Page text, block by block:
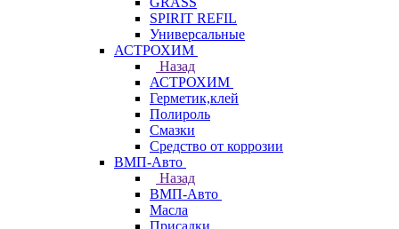
SPIRIT REFIL
Универсальные
АСТРОХИМ
Назад
АСТРОХИМ
Герметик,клей
Полироль
Смазки
Средство от коррозии
ВМП-Авто
Назад
ВМП-Авто
Масла
Присадки